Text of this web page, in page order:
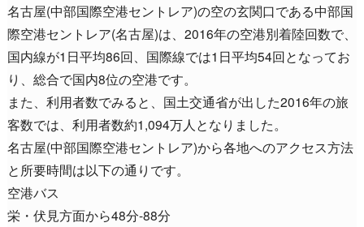
名古屋(中部国際空港セントレア)の空の玄関口である中部国
際空港セントレア(名古屋)は、2016年の空港別着陸回数で、
国内線が1日平均86回、国際線では1日平均54回となってお
り、総合で国内8位の空港です。
また、利用者数でみると、国土交通省が出した2016年の旅
客数では、利用者数約1,094万人となりました。
名古屋(中部国際空港セントレア)から各地へのアクセス方法
と所要時間は以下の通りです。
空港バス
栄・伏見方面から48分-88分